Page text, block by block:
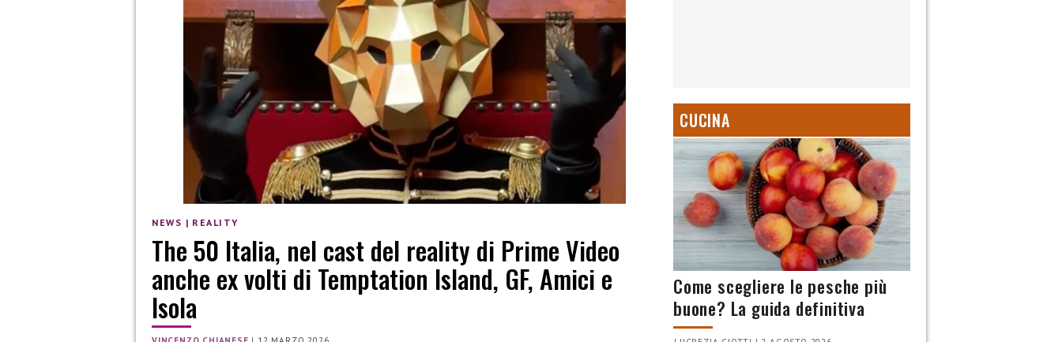
NEWS | REALITY
The 50 Italia, nel cast del reality di Prime Video
anche ex volti di Temptation Island, GF, Amici e
Isola
CUCINA
Come scegliere le pesche più
buone? La guida definitiva